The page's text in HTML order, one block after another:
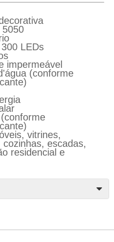
5050
LEDs
impermeável
(conforme
vitrines,
escadas,
residencial e